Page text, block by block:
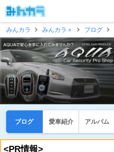
みんカラ
みんカラ＋ ブログ
ブログ 愛車紹介 アルバム
<PR情報>